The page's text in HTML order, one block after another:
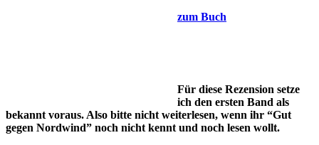
zum Buch
Für diese Rezension setze
ich den ersten Band als
bekannt voraus. Also bitte nicht weiterlesen, wenn ihr “Gut
gegen Nordwind” noch nicht kennt und noch lesen wollt.